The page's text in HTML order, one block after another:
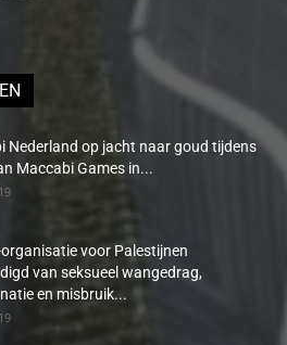
Nederland op jacht naar goud tijdens
Maccabi Games in...
voor Palestijnen
van seksueel wangedrag,
en misbruik...